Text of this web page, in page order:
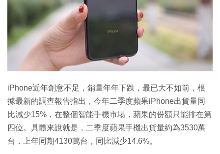
Enterprise Digital Transformation
特集
iPhone近年創意不足，銷量年年下跌，最已大不如前，根
據最新的調查報告指出，今年二季度蘋果iPhone出貨量同
比減少15%，在整個智能手機市場，蘋果的份額只能排在第
四位。具體來說就是，二季度蘋果手機出貨量約為3530萬
台，上年同期4130萬台，同比減少14.6%。